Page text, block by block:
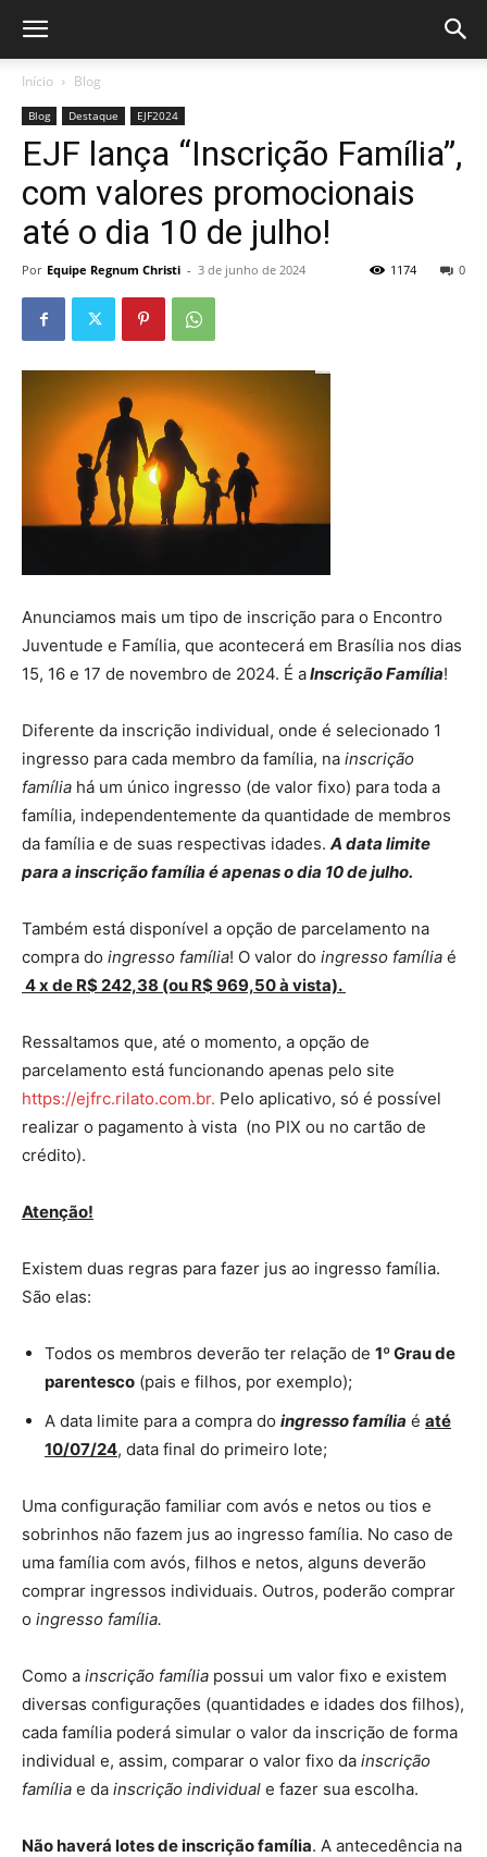
Início Blog
Blog Destaque EJF2024
EJF lança “Inscrição Família”,
com valores promocionais
até o dia 10 de julho!
Por Equipe Regnum Christi - 3 de junho de 2024 0
1174
Anunciamos mais um tipo de inscrição para o Encontro
Juventude e Família, que acontecerá em Brasília nos dias
15, 16 e 17 de novembro de 2024. É aInscrição Família!
Diferente da inscrição individual, onde é selecionado 1
ingresso para cada membro da família, na inscrição
família há um único ingresso (de valor fixo) para toda a
família, independentemente da quantidade de membros
da família e de suas respectivas idades. A data limite
para a inscrição família é apenas o dia 10 de julho.
Também está disponível a opção de parcelamento na
compra do ingresso família! O valor do ingresso família é
4 x de R$ 242,38 (ou R$ 969,50 à vista).
Ressaltamos que, até o momento, a opção de
parcelamento está funcionando apenas pelo site
https://ejfrc.rilato.com.br. Pelo aplicativo, só é possível
realizar o pagamento à vista (no PIX ou no cartão de
crédito).
Atenção!
Existem duas regras para fazer jus ao ingresso família.
São elas:
Todos os membros deverão ter relação de 1º Grau de
parentesco (pais e filhos, por exemplo);
A data limite para a compra do ingresso família é até
10/07/24, data final do primeiro lote;
Uma configuração familiar com avós e netos ou tios e
sobrinhos não fazem jus ao ingresso família. No caso de
uma família com avós, filhos e netos, alguns deverão
comprar ingressos individuais. Outros, poderão comprar
o ingresso família.
Como a inscrição família possui um valor fixo e existem
diversas configurações (quantidades e idades dos filhos),
cada família poderá simular o valor da inscrição de forma
individual e, assim, comparar o valor fixo da inscrição
família e da inscrição individual e fazer sua escolha.
Não haverá lotes de inscrição família. A antecedência na